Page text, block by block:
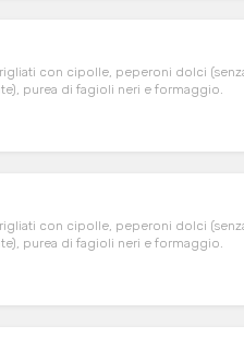
con cipolle, peperoni dolci
purea di fagioli neri e formaggio.
con cipolle, peperoni dolci
purea di fagioli neri e formaggio.